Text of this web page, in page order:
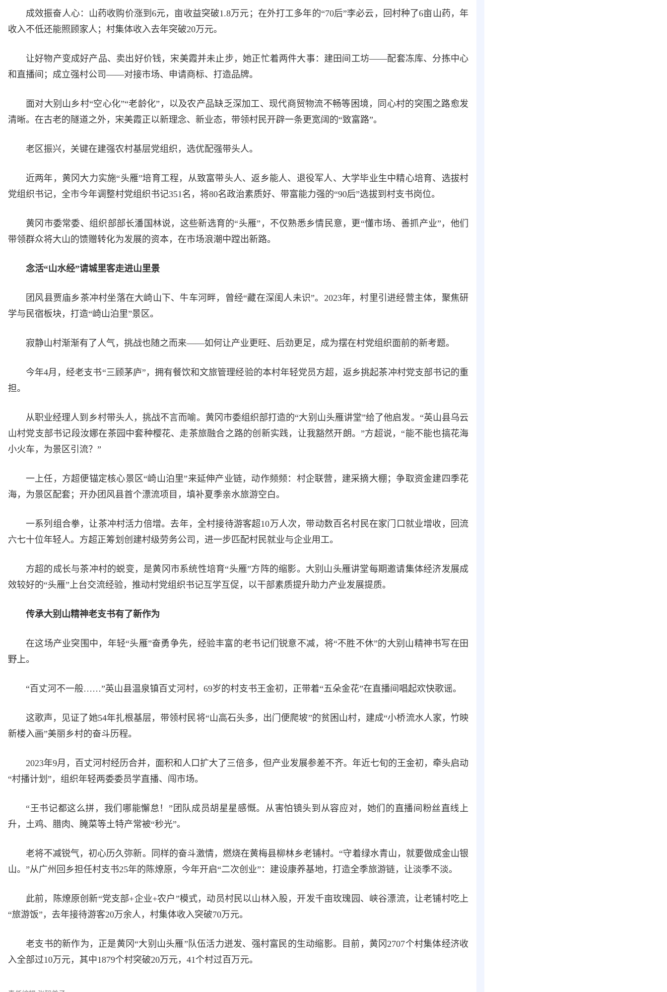
成效振奋人心：山药收购价涨到6元，亩收益突破1.8万元；在外打工多年的“70后”李必云，回村种了6亩山药，年
收入不低还能照顾家人；村集体收入去年突破20万元。
让好物产变成好产品、卖出好价钱，宋美霞并未止步，她正忙着两件大事：建田间工坊——配套冻库、分拣中心
和直播间；成立强村公司——对接市场、申请商标、打造品牌。
面对大别山乡村“空心化”“老龄化”，以及农产品缺乏深加工、现代商贸物流不畅等困境，同心村的突围之路愈发
清晰。在古老的隧道之外，宋美霞正以新理念、新业态，带领村民开辟一条更宽阔的“致富路”。
老区振兴，关键在建强农村基层党组织，选优配强带头人。
近两年，黄冈大力实施“头雁”培育工程，从致富带头人、返乡能人、退役军人、大学毕业生中精心培育、选拔村
党组织书记，全市今年调整村党组织书记351名，将80名政治素质好、带富能力强的“90后”选拔到村支书岗位。
黄冈市委常委、组织部部长潘国林说，这些新选育的“头雁”，不仅熟悉乡情民意，更“懂市场、善抓产业”，他们
带领群众将大山的馈赠转化为发展的资本，在市场浪潮中蹚出新路。
念活“山水经”请城里客走进山里景
团风县贾庙乡茶冲村坐落在大崎山下、牛车河畔，曾经“藏在深闺人未识”。2023年，村里引进经营主体，聚焦研
学与民宿板块，打造“崎山泊里”景区。
寂静山村渐渐有了人气，挑战也随之而来——如何让产业更旺、后劲更足，成为摆在村党组织面前的新考题。
今年4月，经老支书“三顾茅庐”，拥有餐饮和文旅管理经验的本村年轻党员方超，返乡挑起茶冲村党支部书记的重
担。
从职业经理人到乡村带头人，挑战不言而喻。黄冈市委组织部打造的“大别山头雁讲堂”给了他启发。“英山县乌云
山村党支部书记段汝娜在茶园中套种樱花、走茶旅融合之路的创新实践，让我豁然开朗。”方超说，“能不能也搞花海
小火车，为景区引流？”
一上任，方超便锚定核心景区“崎山泊里”来延伸产业链，动作频频：村企联营，建采摘大棚；争取资金建四季花
海，为景区配套；开办团风县首个漂流项目，填补夏季亲水旅游空白。
一系列组合拳，让茶冲村活力倍增。去年，全村接待游客超10万人次，带动数百名村民在家门口就业增收，回流
六七十位年轻人。方超正筹划创建村级劳务公司，进一步匹配村民就业与企业用工。
方超的成长与茶冲村的蜕变，是黄冈市系统性培育“头雁”方阵的缩影。大别山头雁讲堂每期邀请集体经济发展成
效较好的“头雁”上台交流经验，推动村党组织书记互学互促，以干部素质提升助力产业发展提质。
传承大别山精神老支书有了新作为
在这场产业突围中，年轻“头雁”奋勇争先，经验丰富的老书记们锐意不减，将“不胜不休”的大别山精神书写在田
野上。
“百丈河不一般……”英山县温泉镇百丈河村，69岁的村支书王金初，正带着“五朵金花”在直播间唱起欢快歌谣。
这歌声，见证了她54年扎根基层，带领村民将“山高石头多，出门便爬坡”的贫困山村，建成“小桥流水人家，竹映
新楼入画”美丽乡村的奋斗历程。
2023年9月，百丈河村经历合并，面积和人口扩大了三倍多，但产业发展参差不齐。年近七旬的王金初，牵头启动
“村播计划”，组织年轻两委委员学直播、闯市场。
“王书记都这么拼，我们哪能懈怠！”团队成员胡星星感慨。从害怕镜头到从容应对，她们的直播间粉丝直线上
升，土鸡、腊肉、腌菜等土特产常被“秒光”。
老将不减锐气，初心历久弥新。同样的奋斗激情，燃烧在黄梅县柳林乡老铺村。“守着绿水青山，就要做成金山银
山。”从广州回乡担任村支书25年的陈燎原，今年开启“二次创业”：建设康养基地，打造全季旅游链，让淡季不淡。
此前，陈燎原创新“党支部+企业+农户”模式，动员村民以山林入股，开发千亩玫瑰园、峡谷漂流，让老铺村吃上
“旅游饭”，去年接待游客20万余人，村集体收入突破70万元。
老支书的新作为，正是黄冈“大别山头雁”队伍活力迸发、强村富民的生动缩影。目前，黄冈2707个村集体经济收
入全部过10万元，其中1879个村突破20万元，41个村过百万元。